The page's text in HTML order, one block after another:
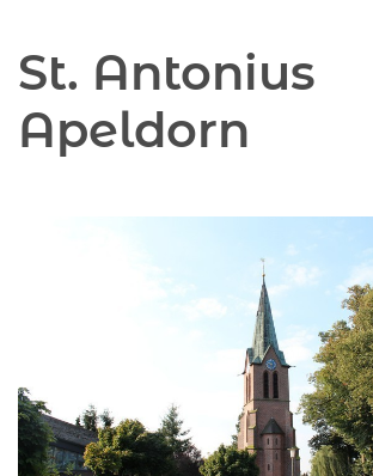
St. Antonius
Apeldorn